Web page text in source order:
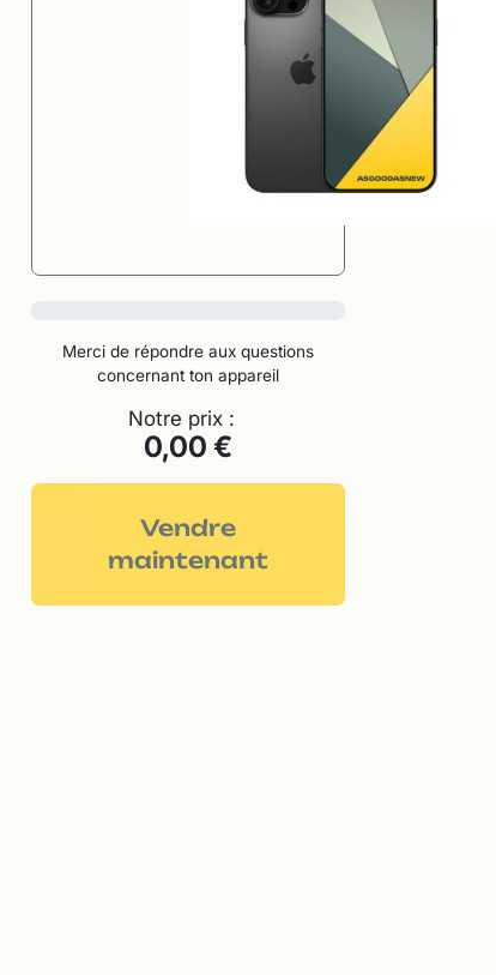
Merci de répondre aux questions
concernant ton appareil
Notre prix :
0,00 €
Vendre
maintenant